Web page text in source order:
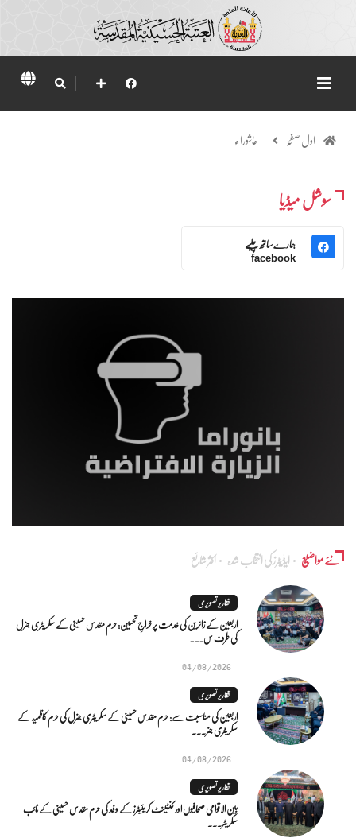
اول صفحہ عاشوراء
سوشل میڈیا
ہمارے ساتھ چلیے
facebook
نئے مواضیع ایڈٰیٹرز کی انتخاب شدہ اکثر شائع
تقاریر تصویری
اربعین کے زائرین کی خدمت پر خراجِ تحسین: حرم مقدس حسینی کے سکریٹری جنرل
کی طرف س...
04/08/2026
تقاریر تصویری
اربعین کی مناسبت سے: حرم مقدس حسینی کے سکریٹری جنرل کی حرم کاظمیہ کے
سکریٹری جنر...
04/08/2026
تقاریر تصویری
بین الاقوامی صحافیوں اور کنٹینٹ کریئیٹرز کے وفد کی حرم مقدس حسینی کے نائب
سکریٹر...